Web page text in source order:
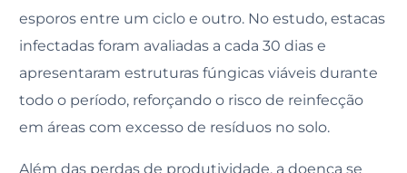
esporos entre um ciclo e outro. No estudo, estacas
infectadas foram avaliadas a cada 30 dias e
apresentaram estruturas fúngicas viáveis durante
todo o período, reforçando o risco de reinfecção
em áreas com excesso de resíduos no solo.
Além das perdas de produtividade, a doença se